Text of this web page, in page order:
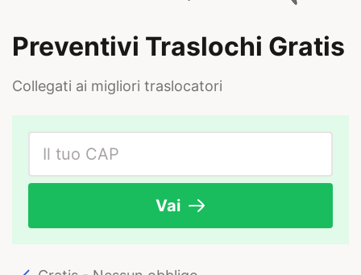
Preventivi Traslochi Gratis
Collegati ai migliori traslocatori
Vai